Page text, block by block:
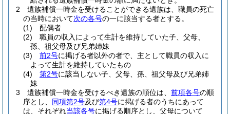
2
遺族補償一時金を受けることができる遺族は、職員の死亡
の当時において次の各号の一に該当する者とする。
(1)
配偶者
(2)
職員の収入によって生計を維持していた子、父母、
孫、祖父母及び兄弟姉妹
(3)
前2号に掲げる者以外の者で、主として職員の収入に
よって生計を維持していたもの
(4)
第2号に該当しない子、父母、孫、祖父母及び兄弟姉
妹
3
遺族補償一時金を受けるべき遺族の順位は、 前項各号の順
序とし、 同項第2号及び第4号に掲げる者のうちにあって
は、それぞれ当該各号に掲げる順序とし、父母について